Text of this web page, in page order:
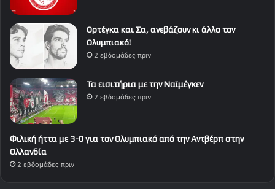
Ορτέγκα και Σα, ανεβάζουν κι άλλο τον
Ολυμπιακό!
2 εβδομάδες πριν
Τα εισιτήρια με την Ναϊμέγκεν
2 εβδομάδες πριν
Φιλική ήττα με 3-0 για τον Ολυμπιακό από την Αντβέρπ στην
Ολλανδία
2 εβδομάδες πριν